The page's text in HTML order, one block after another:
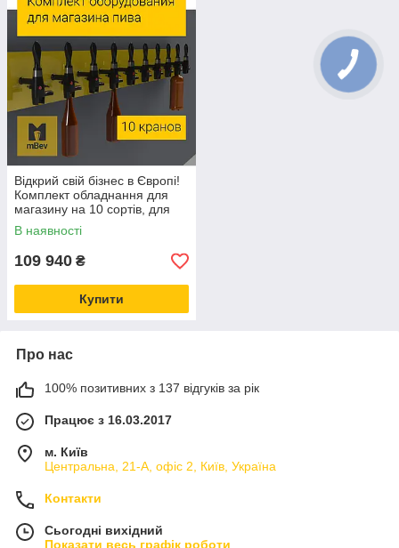
Відкрий свій бізнес в Європі!
Комплект обладнання для
магазину на 10 сортів, для
розливу пива, квасу,
лимонаду, вина, сидру
В наявності
109 940 ₴
Купити
Про нас
100% позитивних з 137 відгуків за рік
Працює з 16.03.2017
м. Київ
Центральна, 21-А, офіс 2, Київ, Україна
Контакти
Сьогодні вихідний
Показати весь графік роботи